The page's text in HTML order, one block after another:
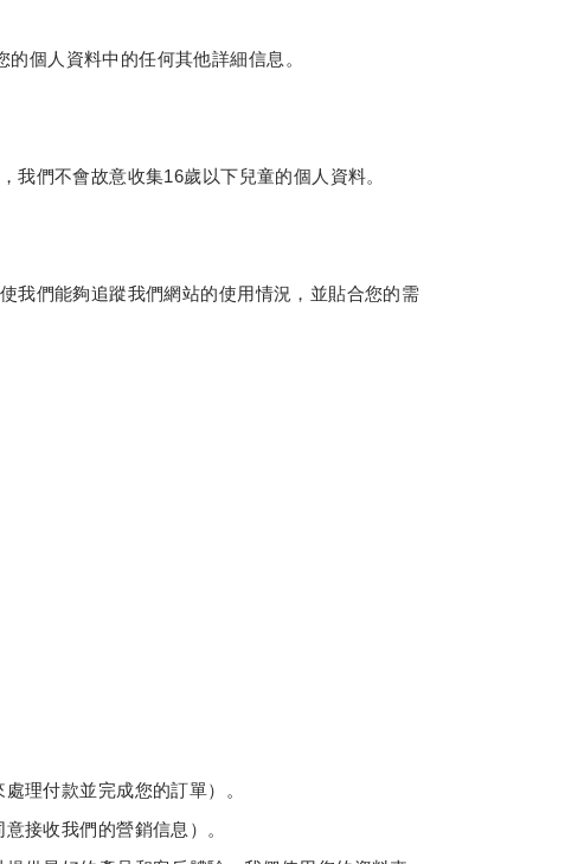
個人資料中的任何其他詳細信息。
們不會故意收集16歲以下兒童的個人資料。
我們能夠追蹤我們網站的使用情況，並貼合您的需
理付款並完成您的訂單）。
接收我們的營銷信息）。